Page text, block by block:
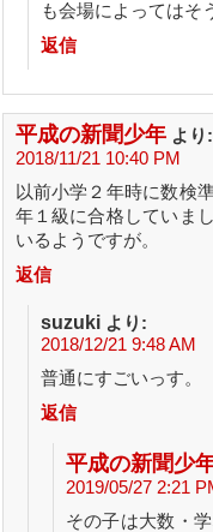
も会場によっては
返信
平成の新聞少年 より:
2018/11/21 10:40 PM
以前小学２年時に数検
年１級に合格していま
いるようですが。
返信
suzuki より:
2018/12/21 9:48 AM
普通にすごいっす。
返信
平成の新聞少
2019/05/27 2:21
その子は大数・